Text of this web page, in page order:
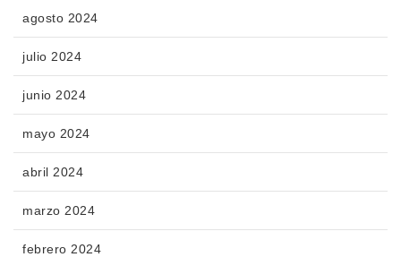
agosto 2024
julio 2024
junio 2024
mayo 2024
abril 2024
marzo 2024
febrero 2024